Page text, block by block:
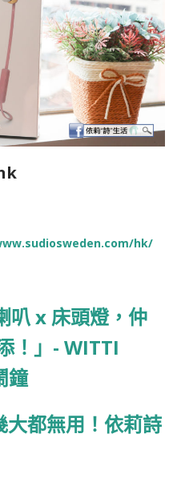
sudiosweden.com/hk/
叭 x 床頭燈，仲
！」- WITTI
鐘
都無用！依莉詩